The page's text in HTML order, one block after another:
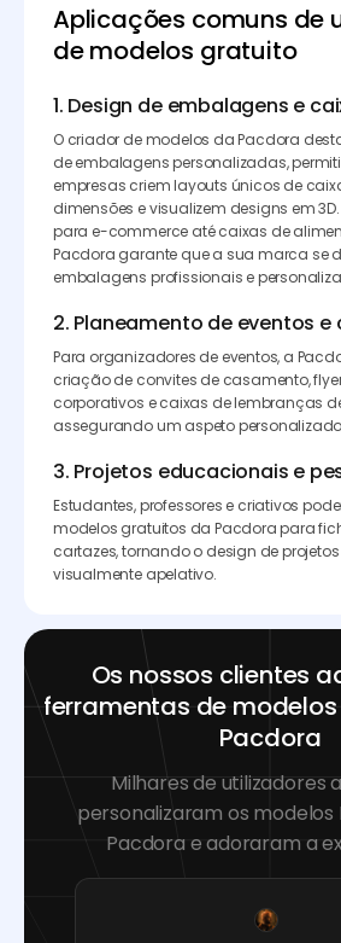
Aplicações comuns de
de modelos gratuito
1. Design de embalagens e
O criador de modelos da Pacdora
de embalagens personalizadas,
empresas criem layouts únicos de
dimensões e visualizem designs em
para e-commerce até caixas de
Pacdora garante que a sua marca se
embalagens profissionais e
2. Planeamento de eventos e
Para organizadores de eventos, a
criação de convites de casamento,
corporativos e caixas de lembranças
assegurando um aspeto
3. Projetos educacionais e
Estudantes, professores e criativos
modelos gratuitos da Pacdora para
cartazes, tornando o design de
visualmente apelativo.
Os nossos clientes
ferramentas de
Pacdora
Milhares de utilizadores
personalizaram os modelos
Pacdora e adoraram a